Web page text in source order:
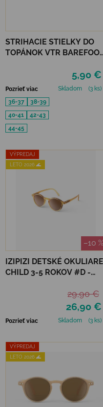
STRIHACIE STIELKY DO
TOPÁNOK VTR
5,90 €
Pozrieť viac Skladom
(3 ks)
36-37
38-39
40-41
42-43
44-45
VÝPREDAJ
LETO 2026 🌊
–10 %
IZIPIZI DETSKÉ OKULIARE
CHILD 3-5 ROKOV #D -
26,90 €
29,90 €
Pozrieť viac Skladom (3 ks)
VÝPREDAJ
LETO 2026 🌊